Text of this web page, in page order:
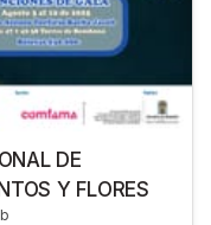
DE
Y FLORES